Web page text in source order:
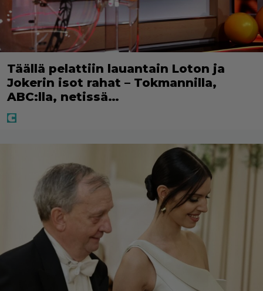
Täällä pelattiin lauantain Loton ja
Jokerin isot rahat – Tokmannilla,
ABC:lla, netissä…